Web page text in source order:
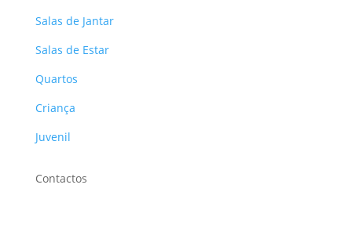
Salas de Jantar
Salas de Estar
Quartos
Criança
Juvenil
Contactos